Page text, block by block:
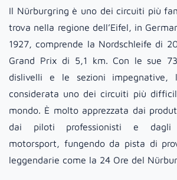
Il Nürburgring è uno dei circuiti più
trova nella regione dell’Eifel, in
1927, comprende la Nordschleife di
Grand Prix di 5,1 km. Con le sue
dislivelli e le sezioni impegnative,
considerata uno dei circuiti più
mondo. È molto apprezzata dai
dai piloti professionisti e dagli
motorsport, fungendo da pista di
leggendarie come la 24 Ore del